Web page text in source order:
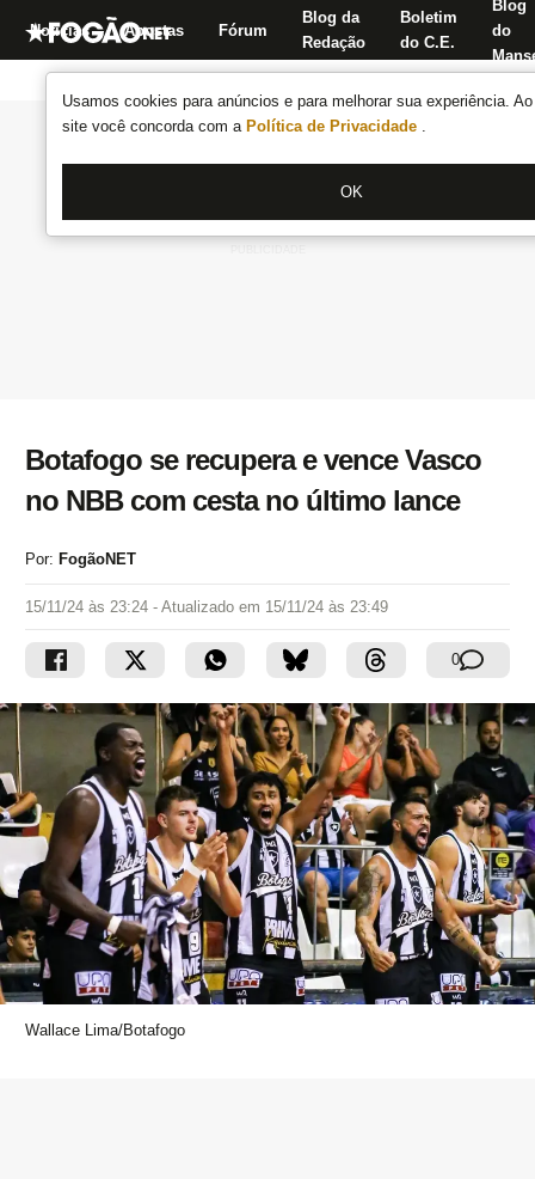
Usamos cookies para anúncios e para melhorar sua experiência.
site você concorda com a Política de Privacidade .
OK
Notícias Apostas Fórum
Blog da
Redação
Boletim
do C.E.
Blog
do
Botafogo se recupera e vence Vasco
no NBB com cesta no último lance
Por: FogãoNET
15/11/24 às 23:24 - Atualizado em 15/11/24 às 23:49
0
Wallace Lima/Botafogo